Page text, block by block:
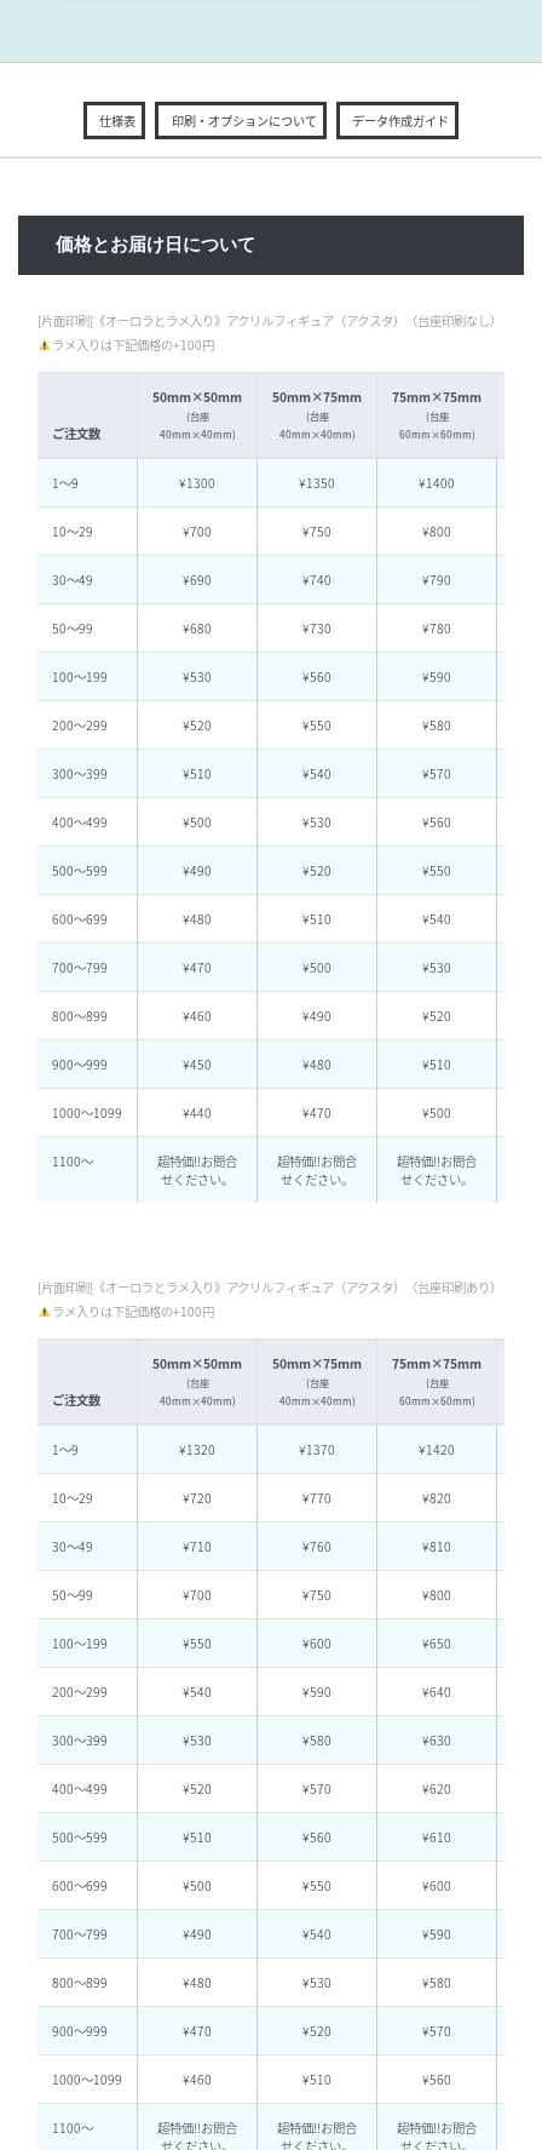
仕様表 印刷・オプションについて データ作成ガイド
価格とお届け日について
[片面印刷]《オーロラとラメ入り》アクリルフィギュア（アクスタ）（台座印刷なし）（税込
ラメ入りは下記価格の+100円
ご注文数
50mm×50mm
(台座
40mm×40mm)
50mm×75mm
(台座
40mm×40mm)
75mm×75mm
(台座
60mm×60mm)
1〜9 ¥1300 ¥1350 ¥1400
10〜29 ¥700 ¥750 ¥800
30〜49 ¥690 ¥740 ¥790
50〜99 ¥680 ¥730 ¥780
100〜199 ¥530 ¥560 ¥590
200〜299 ¥520 ¥550 ¥580
300〜399 ¥510 ¥540 ¥570
400〜499 ¥500 ¥530 ¥560
500〜599 ¥490 ¥520 ¥550
600〜699 ¥480 ¥510 ¥540
700〜799 ¥470 ¥500 ¥530
800〜899 ¥460 ¥490 ¥520
900〜999 ¥450 ¥480 ¥510
1000〜1099 ¥440 ¥470 ¥500
1100～
超特価!!お問合
せください。
超特価!!お問合
せください。
超特価!!お問合
せください。
[片面印刷]《オーロラとラメ入り》アクリルフィギュア（アクスタ）（台座印刷あり）（税込
ラメ入りは下記価格の+100円
ご注文数
50mm×50mm
(台座
40mm×40mm)
50mm×75mm
(台座
40mm×40mm)
75mm×75mm
(台座
60mm×60mm)
1〜9 ¥1320 ¥1370 ¥1420
10〜29 ¥720 ¥770 ¥820
30〜49 ¥710 ¥760 ¥810
50〜99 ¥700 ¥750 ¥800
100〜199 ¥550 ¥600 ¥650
200〜299 ¥540 ¥590 ¥640
300〜399 ¥530 ¥580 ¥630
400〜499 ¥520 ¥570 ¥620
500〜599 ¥510 ¥560 ¥610
600〜699 ¥500 ¥550 ¥600
700〜799 ¥490 ¥540 ¥590
800〜899 ¥480 ¥530 ¥580
900〜999 ¥470 ¥520 ¥570
1000〜1099 ¥460 ¥510 ¥560
1100～
超特価!!お問合
せください。
超特価!!お問合
せください。
超特価!!お問合
せください。